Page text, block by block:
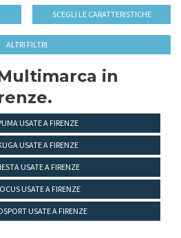
SCEGLI LE CARATTERISTICHE
ALTRI FILTRI
in
USATE A FIRENZE
USATE A FIRENZE
USATE A FIRENZE
USATE A FIRENZE
USATE A FIRENZE